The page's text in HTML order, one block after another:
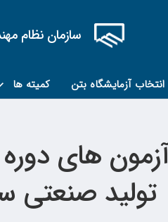
سازمان نظام
انتخاب آزمایشگاه بتن کمیته ها
تولید صنعتی